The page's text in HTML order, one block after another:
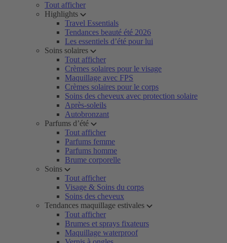
Tout afficher
Highlights
Travel Essentials
Tendances beauté été 2026
Les essentiels d’été pour lui
Soins solaires
Tout afficher
Crèmes solaires pour le visage
Maquillage avec FPS
Crèmes solaires pour le corps
Soins des cheveux avec protection solaire
Après-soleils
Autobronzant
Parfums d’été
Tout afficher
Parfums femme
Parfums homme
Brume corporelle
Soins
Tout afficher
Visage & Soins du corps
Soins des cheveux
Tendances maquillage estivales
Tout afficher
Brumes et sprays fixateurs
Maquillage waterproof